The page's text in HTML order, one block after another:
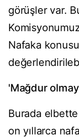
görüşler var.
Nafaka
'Mağdur
Burada
on yıllarca